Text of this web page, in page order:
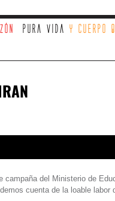
Pura vida y cuerpo
campaña del Ministerio de
cuenta de la loable labor